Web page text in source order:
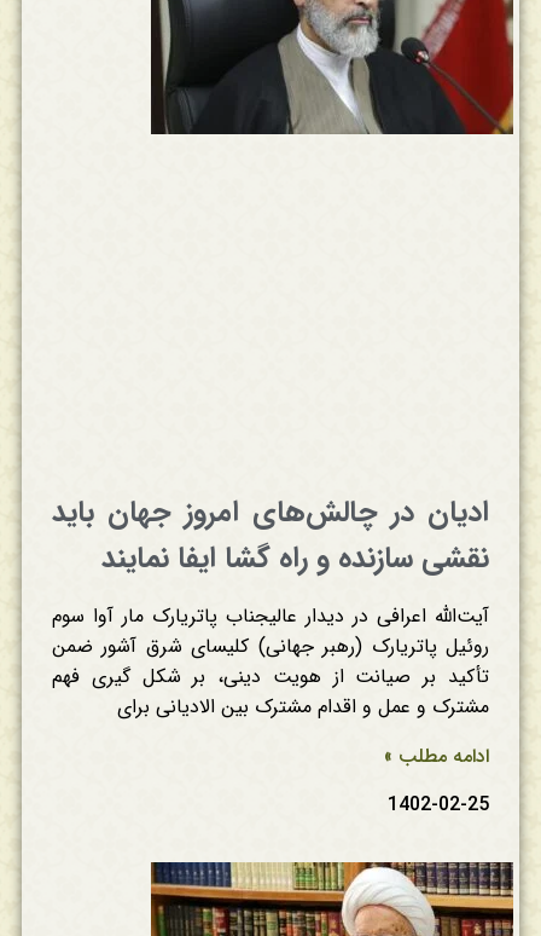
ادیان در چالش‌های امروز جهان باید
نقشی سازنده و راه گشا ایفا نمایند
آیت‌الله اعرافی در دیدار عالیجناب پاتریارک مار آوا سوم
روئیل پاتریارک (رهبر جهانی) کلیسای شرق آشور ضمن
تأکید بر صیانت از هویت دینی، بر شکل گیری فهم
مشترک و عمل و اقدام مشترک بین الادیانی برای
ادامه مطلب »
1402-02-25